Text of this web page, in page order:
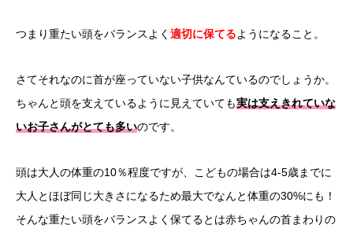
つまり重たい頭をバランスよく 適切に保てるようになること。
さてそれなのに首が座っていない子供なんているのでしょうか。
ちゃんと頭を支えているように見えていても実は支えきれていな
いお子さんがとても多いのです。
頭は大人の体重の10％程度ですが、こどもの場合は4-5歳までに
大人とほぼ同じ大きさになるため最大でなんと体重の30%にも！
そんな重たい頭をバランスよく保てるとは赤ちゃんの首まわりの